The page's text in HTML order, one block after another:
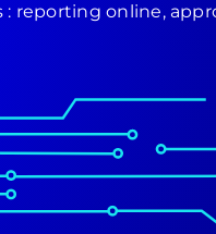
: reporting online,